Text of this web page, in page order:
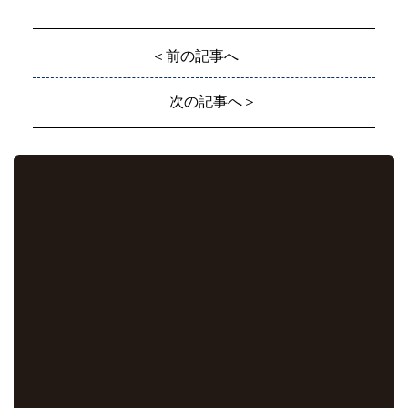
＜前の記事へ
次の記事へ＞